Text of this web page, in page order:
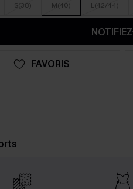
S(38) M(40) L(42/44)
FAVORIS